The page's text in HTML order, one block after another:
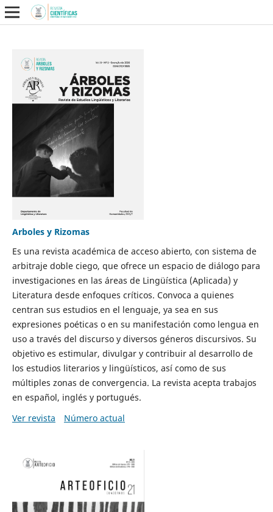
Arboles y Rizomas
Es una revista académica de acceso abierto, con sistema de
arbitraje doble ciego, que ofrece un espacio de diálogo para
investigaciones en las áreas de Lingüística (Aplicada) y
Literatura desde enfoques críticos. Convoca a quienes
centran sus estudios en el lenguaje, ya sea en sus
expresiones poéticas o en su manifestación como lengua en
uso a través del discurso y diversos géneros discursivos. Su
objetivo es estimular, divulgar y contribuir al desarrollo de
los estudios literarios y lingüísticos, así como de sus
múltiples zonas de convergencia. La revista acepta trabajos
en español, inglés y portugués.
Ver revista
Número actual